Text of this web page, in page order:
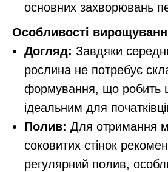
основних захворювань
Особливості
Догляд: Завдяки
рослина не потребує
формування, що робить
ідеальним для
Полив: Для отримання
соковитих стінок
регулярний полив,